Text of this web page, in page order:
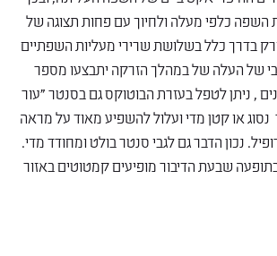
השפה כלפי מעלה ולחיוך עם פחות תצוגה של
בדרך כלל בשלושת שרירי מעליות השפתיים
של העלה של במהלך הזרקה יתבצעו מספר
, ניתן לטפל בעזרת הבוטוקס גם בסנטר "עור
או קטן מדי ועלול להשפיע מאוד על מראה
נכון הדבר גם לגבי סנטר בולט ומחודד מדי.
שבעת הדיבור מופיעים קמטוטים באזור